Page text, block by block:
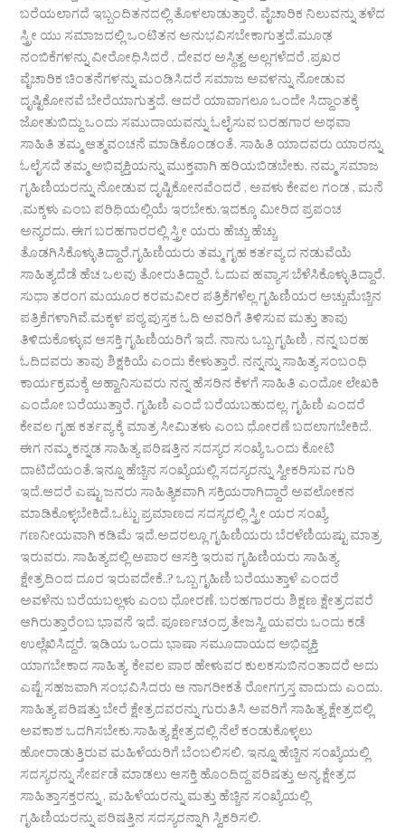
ಬರೆಯಲಾಗದೆ ಇಬ್ಬಂದಿತನದಲ್ಲಿ ತೊಳಲಾಡುತ್ತಾರೆ. ವೈಚಾರಿಕ ನಿಲುವನ್ನು ತಳೆದ
ಸ್ತ್ರೀ ಯು ಸಮಾಜದಲ್ಲಿ ಒಂಟಿತನ ಅನುಭವಿಸಬೇಕಾಗುತ್ತದೆ.ಮೂಢ
ನಂಬಿಕೆಗಳನ್ನು ವೀರೋಧಿಸಿದರೆ , ದೇವರ ಅಸ್ಥಿತ್ವ ಅಲ್ಲಗಳೆದರೆ ,ಪ್ರಖರ
ವೈಚಾರಿಕ ಚಿಂತನೆಗಳನ್ನು ಮಂಡಿಸಿದರೆ ಸಮಾಜ ಅವಳನ್ನು ನೋಡುವ
ದೃಷ್ಟಿಕೋನವೆ ಬೇರೆಯಾಗುತ್ತದೆ. ಆದರೆ ಯಾವಾಗಲೂ ಒಂದೇ ಸಿದ್ದಾಂತಕ್ಕೆ
ಜೋತುಬಿದ್ದು ಒಂದು ಸಮುದಾಯವನ್ನು ಓಲೈಸುವ ಬರಹಗಾರ ಅಥವಾ
ಸಾಹಿತಿ ತಮ್ಮ ಆತ್ಮವಂಚನೆ ಮಾಡಿಕೊಂಡಂತೆ. ಸಾಹಿತಿ ಯಾದವರು ಯಾರನ್ನು
ಓಲೈಸದೆ ತಮ್ಮ ಅಭಿವ್ಯಕ್ತಿಯನ್ನು ಮುಕ್ತವಾಗಿ ಹರಿಯಬಿಡಬೇಕು. ನಮ್ಮ ಸಮಾಜ
ಗೃಹಿಣಿಯರನ್ನು ನೋಡುವ ದೃಷ್ಟಿಕೋನವೆಂದರೆ , ಅವಳು ಕೇವಲ ಗಂಡ , ಮನೆ
,ಮಕ್ಕಳು ಎಂಬ ಪರಿಧಿಯಲ್ಲಿಯೆ ಇರಬೇಕು.ಇದಕ್ಕೂ ಮೀರಿದ ಪ್ರಪಂಚ
ಅನ್ಯರದು. ಈಗ ಬರಹಗಾರರಲ್ಲಿ ಸ್ತ್ರೀ ಯರು ಹೆಚ್ಚು ಹೆಚ್ಚು
ತೊಡಗಿಸಿಕೊಳ್ಳುತಿದ್ದಾರೆ.ಗೃಹಿಣಿಯರು ತಮ್ಮ ಗೃಹ ಕರ್ತವ್ಯ ದ ನಡುವೆಯೆ
ಸಾಹಿತ್ಯದೆಡೆ ಹೆಚ ಒಲವು ತೋರುತಿದ್ದಾರೆ. ಓದುವ ಹವ್ಯಾಸ ಬೆಳೆಸಿಕೊಳ್ಳುತಿದ್ದಾರೆ.
ಸುಧಾ ತರಂಗ ಮಯೂರ ಕರಮವೀರ ಪತ್ರಿಕೆಗಳೆಲ್ಲ ಗೃಹಿಣಿಯರ ಅಚ್ಚುಮೆಚ್ಚಿನ
ಪತ್ರಿಕೆಗಳಾಗಿವೆ.ಮಕ್ಕಳ ಪಠ್ಯ ಪುಸ್ತಕ ಓದಿ ಅವರಿಗೆ ತಿಳಿಸುವ ಮತ್ತು ತಾವು
ತಿಳಿದುಕೊಳ್ಳುವ ಆಸಕ್ತಿ ಗೃಹಿಣಿಯರಿಗೆ ಇದೆ. ನಾನು ಒಬ್ಬ ಗೃಹಿಣಿ , ನನ್ನ ಬರಹ
ಓದಿದವರು ತಾವು ಶಿಕ್ಷಕಿಯೆ ಎಂದು ಕೇಳುತ್ತಾರೆ. ನನ್ನನ್ನು ಸಾಹಿತ್ಯ ಸಂಬಂಧಿ
ಕಾರ್ಯಕ್ರಮಕ್ಕೆ ಅಹ್ವಾನಿಸುವರು ನನ್ನ ಹೆಸರಿನ ಕೆಳಗೆ ಸಾಹಿತಿ ಎಂದೋ ಲೇಖಕಿ
ಎಂದೋ ಬರೆಯುತ್ತಾರೆ. ಗೃಹಿಣಿ ಎಂದೆ ಬರೆಯಬಹುದಲ್ಲ. ಗೃಹಿಣಿ ಎಂದರೆ
ಕೇವಲ ಗೃಹ ಕರ್ತವ್ಯ ಕ್ಕೆ ಮಾತ್ರ ಸೀಮಿತಳು ಎಂಬ ಧೋರಣೆ ಬದಲಾಗಬೇಕಿದೆ.
ಈಗ ನಮ್ಮ ಕನ್ನಡ ಸಾಹಿತ್ಯ ಪರಿಷತ್ತಿನ ಸದಸ್ಯರ ಸಂಖ್ಯೆ ಒಂದು ಕೋಟಿ
ದಾಟಿದೆಯಂತೆ.ಇನ್ನೂ ಹೆಚ್ಚಿನ ಸಂಖ್ಯೆಯಲ್ಲಿ ಸದಸ್ಯರನ್ನು ಸ್ವೀಕರಿಸುವ ಗುರಿ
ಇದೆ.ಆದರೆ ಎಷ್ಟು ಜನರು ಸಾಹಿತ್ಯಿಕವಾಗಿ ಸಕ್ರಿಯರಾಗಿದ್ದಾರೆ ಅವಲೋಕನ
ಮಾಡಿಕೊಳ್ಳಬೇಕಿದೆ.ಒಟ್ಟು ಪ್ರಮಾಣದ ಸದಸ್ಯರಲ್ಲಿ ಸ್ತ್ರೀ ಯರ ಸಂಖ್ಯೆ
ಗಣನೀಯವಾಗಿ ಕಡಿಮೆ ಇದೆ.ಅದರಲ್ಲೂ ಗೃಹಿಣಿಯರು ಬೆರಳೆಣಿಯಷ್ಟು ಮಾತ್ರ
ಇರುವರು. ಸಾಹಿತ್ಯದಲ್ಲಿ ಅಪಾರ ಆಸಕ್ತಿ ಇರುವ ಗೃಹಿಣಿಯರು ಸಾಹಿತ್ಯ
ಕ್ಷೇತ್ರದಿಂದ ದೂರ ಇರುವದೇಕೆ..? ಒಬ್ಬ ಗೃಹಿಣಿ ಬರೆಯುತ್ತಾಳೆ ಎಂದರೆ
ಅವಳೆನು ಬರೆಯಬಲ್ಲಳು ಎಂಬ ಧೋರಣೆ. ಬರಹಗಾರರು ಶಿಕ್ಷಣ ಕ್ಷೇತ್ರದವರೆ
ಆಗಿರುತ್ತಾರೆಂಬ ಭಾವನೆ ಇದೆ. ಪೂರ್ಣಚಂದ್ರ ತೇಜಸ್ವಿ ಯವರು ಒಂದು ಕಡೆ
ಉಲ್ಲೆಖಿಸಿದ್ದರೆ. ಇಡಿಯ ಒಂದು ಭಾಷಾ ಸಮೂದಾಯದ ಅಭಿವ್ಯಕ್ತಿ
ಯಾಗಬೇಕಾದ ಸಾಹಿತ್ಯ ಕೇವಲ ಪಾಠ ಹೇಳುವರ ಕುಲಕಸುಬಿನಂತಾದರೆ ಅದು
ಎಷ್ಟೆ ಸಹಜವಾಗಿ ಸಂಭವಿಸಿದರು ಆ ನಾಗರೀಕತೆ ರೋಗಗ್ರಸ್ತ ವಾದುದು ಎಂದು.
ಸಾಹಿತ್ಯ ಪರಿಷತ್ತು ಬೇರೆ ಕ್ಷೇತ್ರದವರನ್ನು ಗುರುತಿಸಿ ಅವರಿಗೆ ಸಾಹಿತ್ಯ ಕ್ಷೇತ್ರದಲ್ಲಿ
ಅವಕಾಶ ಒದಗಿಸಬೇಕು.ಸಾಹಿತ್ಯ ಕ್ಷೇತ್ರದಲ್ಲಿ ನೆಲೆ ಕಂಡುಕೊಳ್ಳಲು
ಹೋರಾಡುತ್ತಿರುವ ಮಹಿಳೆಯರಿಗೆ ಬೆಂಬಲಿಸಲಿ. ಇನ್ನೂ ಹೆಚ್ಚಿನ ಸಂಖ್ಯೆಯಲ್ಲಿ
ಸದಸ್ಯರನ್ನು ಸೇರ್ಪಡೆ ಮಾಡಲು ಆಸಕ್ತಿ ಹೊಂದಿದ್ದ ಪರಿಷತ್ತು ಅನ್ಯ ಕ್ಷೇತ್ರದ
ಸಾಹಿತ್ತಾಸಕ್ತರನ್ನು , ಮಹಿಳೆಯರನ್ನು ಮತ್ತು ಹೆಚ್ಚಿನ ಸಂಖ್ಯೆಯಲ್ಲಿ
ಗೃಹಿಣಿಯರನ್ನು ಪರಿಷತ್ತಿನ ಸದಸ್ಯರನ್ನಾಗಿ ಸ್ವಿಕರಿಸಲಿ.